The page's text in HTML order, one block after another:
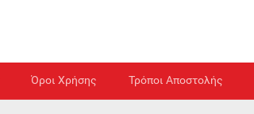
Όροι Χρήσης Τρόποι Αποστολής